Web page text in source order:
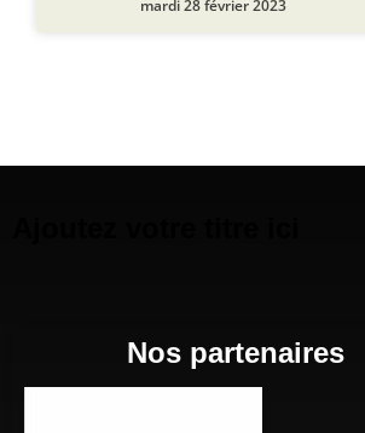
mardi 28 février 2023
Nos partenaires